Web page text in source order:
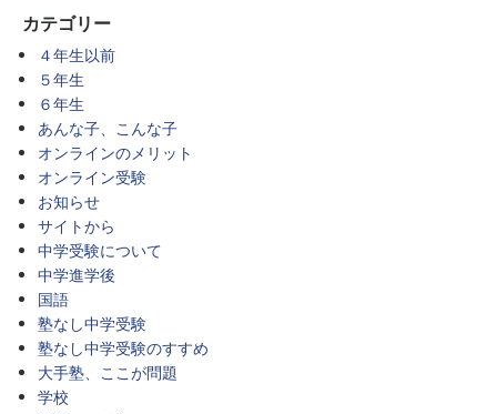
カテゴリー
４年生以前
５年生
６年生
あんな子、こんな子
オンラインのメリット
オンライン受験
お知らせ
サイトから
中学受験について
中学進学後
国語
塾なし中学受験
塾なし中学受験のすすめ
大手塾、ここが問題
学校